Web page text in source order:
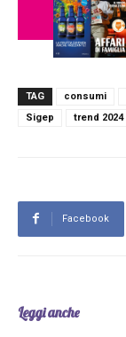
TAG consumi
Sigep
trend 2024
Facebook
Leggi anche